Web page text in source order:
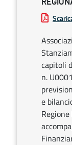
capitoli
n.
e